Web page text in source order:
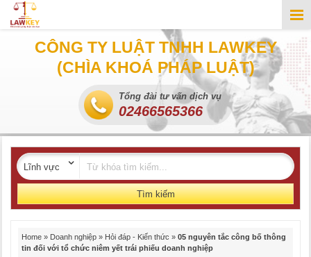
CÔNG TY LUẬT TNHH LAWKEY
(CHÌA KHOÁ PHÁP LUẬT)
Tổng đài tư vấn dịch vụ
02466565366
Tìm kiếm
Home » Doanh nghiệp » Hỏi đáp - Kiến thức » 05 nguyên tắc công bố thông
tin đối với tổ chức niêm yết trái phiếu doanh nghiệp